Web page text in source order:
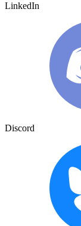
LinkedIn
Discord